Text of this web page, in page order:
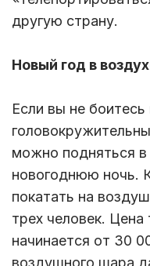
другую страну.
Новый год в
Если вы не
можно подняться в
новогоднюю ночь.
покатать на
трех человек.
начинается от 30
воздушного шара